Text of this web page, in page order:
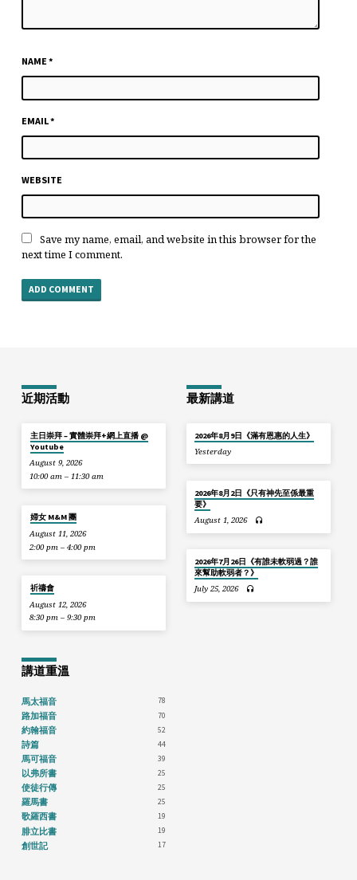
NAME*
EMAIL*
WEBSITE
Save my name, email, and website in this browser for the
next time I comment.
近期活動
主日崇拜 – 實體崇拜+網上直播 @
Youtube
August 9, 2026
10:00 am – 11:30 am
婦女 M&M 團
August 11, 2026
2:00 pm – 4:00 pm
祈禱會
August 12, 2026
8:30 pm – 9:30 pm
最新講道
2026年8月9日《滿有恩惠的人生》
Yesterday
2026年8月2日《只有神先至係最重
要》
August 1, 2026
2026年7月26日《有誰未軟弱過？誰
來幫助軟弱者？》
July 25, 2026
講道重溫
馬太福音 78
路加福音 70
約翰福音 52
詩篇 44
馬可福音 39
以弗所書 25
使徒行傳 25
羅馬書 25
歌羅西書 19
腓立比書 19
創世記 17